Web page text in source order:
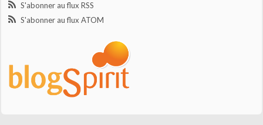
S'abonner au flux RSS
S'abonner au flux ATOM